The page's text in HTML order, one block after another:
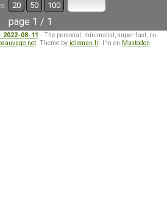
20 50 100
page 1 / 1
08-11 - The personal, minimalist, super-fast, no-
. Theme by idleman.fr. I'm on Mastodon.